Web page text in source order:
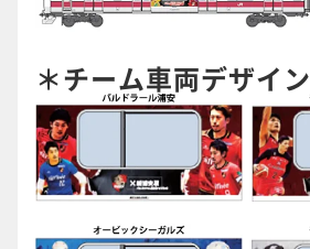
＊チーム車両デザイン